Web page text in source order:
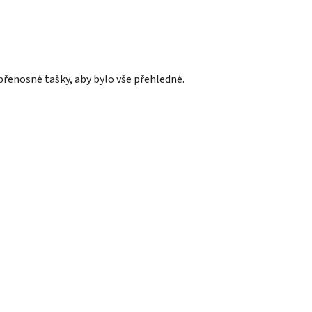
tašky, aby bylo vše přehledné.